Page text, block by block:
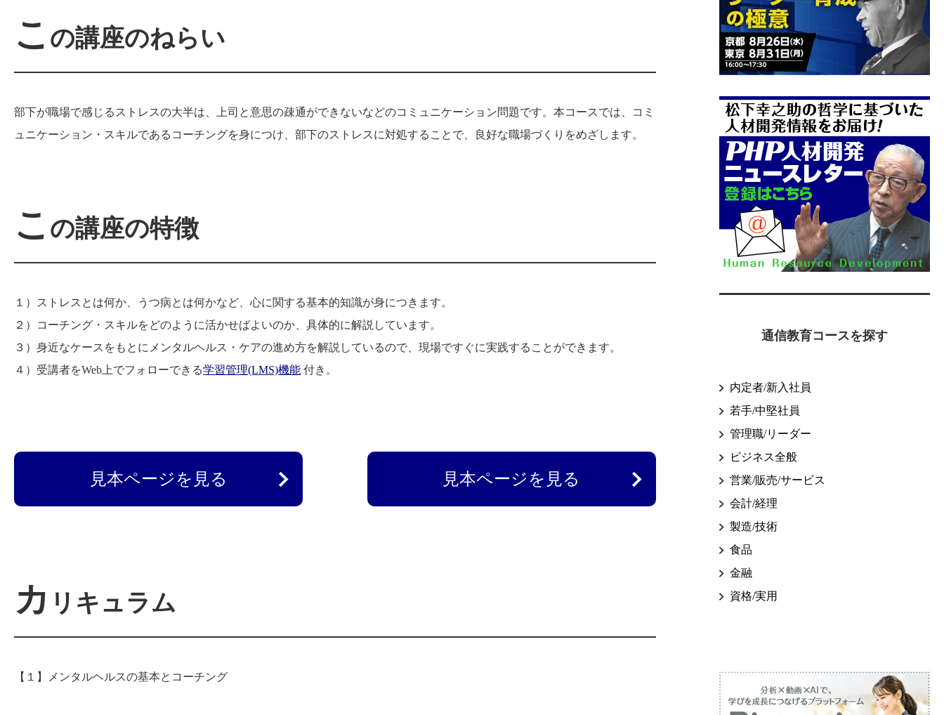
こ の講座のねらい
部下が職場で感じるストレスの大半は、上司と意思の疎通ができないなどのコミュニケーション問題です。本コースでは、コミ
ュニケーション・スキルであるコーチングを身につけ、部下のストレスに対処することで、良好な職場づくりをめざします。
こ の講座の特徴
１）ストレスとは何か、うつ病とは何かなど、心に関する基本的知識が身につきます。
２）コーチング・スキルをどのように活かせばよいのか、具体的に解説しています。
３）身近なケースをもとにメンタルヘルス・ケアの進め方を解説しているので、現場ですぐに実践することができます。
４）受講者をWeb上でフォローできる学習管理(LMS)機能 付き。
見本ページを見る 見本ページを見る
カ リキュラム
【１】メンタルヘルスの基本とコーチング
通信教育コースを探す
内定者/新入社員
若手/中堅社員
管理職/リーダー
ビジネス全般
営業/販売/サービス
会計/経理
製造/技術
食品
金融
資格/実用